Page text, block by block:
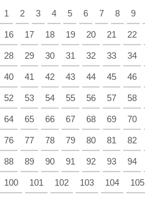
1 2 3 4 5 6 7 8 9
16 17 18 19 20 21 22
28 29 30 31 32 33 34
40 41 42 43 44 45 46
52 53 54 55 56 57 58
64 65 66 67 68 69 70
76 77 78 79 80 81 82
88 89 90 91 92 93 94
100 101 102 103 104 105